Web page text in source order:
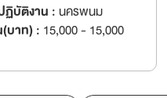
บัติงาน : นครพนม
(บาท) : 15,000 - 15,000